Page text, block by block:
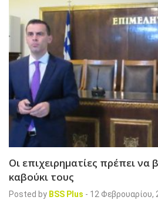
Οι επιχειρηματίες πρέπει να
καβούκι τους
Posted by BSS Plus - 12 Φεβρουαρίου,